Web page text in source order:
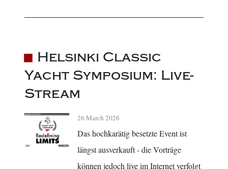
Helsinki Classic
Yacht Symposium: Live-
Stream
26 March 2026
Das hochkarätig besetzte Event ist
längst ausverkauft - die Vorträge
können jedoch live im Internet verfolgt